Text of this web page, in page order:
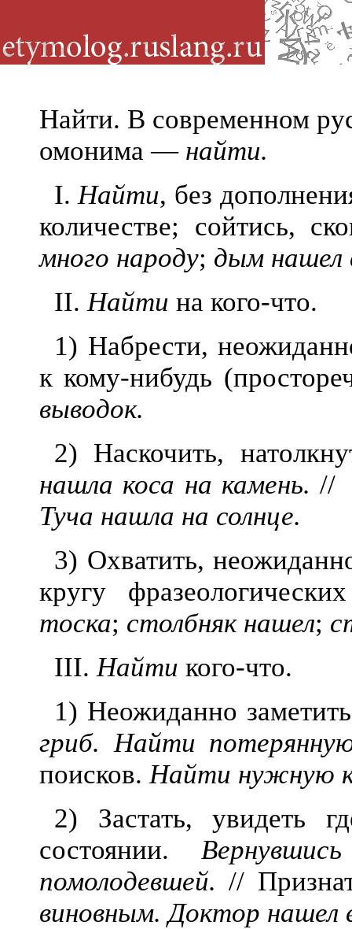
Найти. В современном
омонима — найти.
I.Найти, без
количестве; сойтись,
много народу; дым нашел
II.Найти на кого-что.
1) Набрести,
к кому-нибудь
выводок.
2) Наскочить,
нашла коса на камень. //
Туча нашла на солнце.
3) Охватить,
кругу
тоска; столбняк нашел;
III.Найти кого-что.
1) Неожиданно
гриб. Найти
поисков.Найти нужную
2) Застать, увидеть
состоянии.
помолодевшей. //
виновным. Доктор нашел